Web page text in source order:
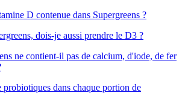
D contenue dans Supergreens ?
dois-je aussi prendre le D3 ?
ne contient-il pas de calcium, d'iode, de fer
dans chaque portion de